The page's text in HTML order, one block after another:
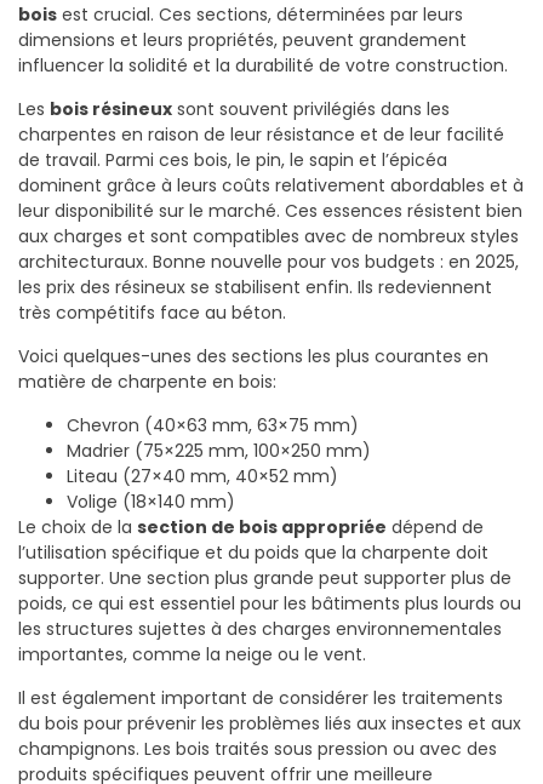
bois est crucial. Ces sections, déterminées par leurs
dimensions et leurs propriétés, peuvent grandement
influencer la solidité et la durabilité de votre construction.
Les bois résineux sont souvent privilégiés dans les
charpentes en raison de leur résistance et de leur facilité
de travail. Parmi ces bois, le pin, le sapin et l’épicéa
dominent grâce à leurs coûts relativement abordables et à
leur disponibilité sur le marché. Ces essences résistent bien
aux charges et sont compatibles avec de nombreux styles
architecturaux. Bonne nouvelle pour vos budgets : en 2025,
les prix des résineux se stabilisent enfin. Ils redeviennent
très compétitifs face au béton.
Voici quelques-unes des sections les plus courantes en
matière de charpente en bois:
Chevron (40×63 mm, 63×75 mm)
Madrier (75×225 mm, 100×250 mm)
Liteau (27×40 mm, 40×52 mm)
Volige (18×140 mm)
Le choix de la section de bois appropriée dépend de
l’utilisation spécifique et du poids que la charpente doit
supporter. Une section plus grande peut supporter plus de
poids, ce qui est essentiel pour les bâtiments plus lourds ou
les structures sujettes à des charges environnementales
importantes, comme la neige ou le vent.
Il est également important de considérer les traitements
du bois pour prévenir les problèmes liés aux insectes et aux
champignons. Les bois traités sous pression ou avec des
produits spécifiques peuvent offrir une meilleure